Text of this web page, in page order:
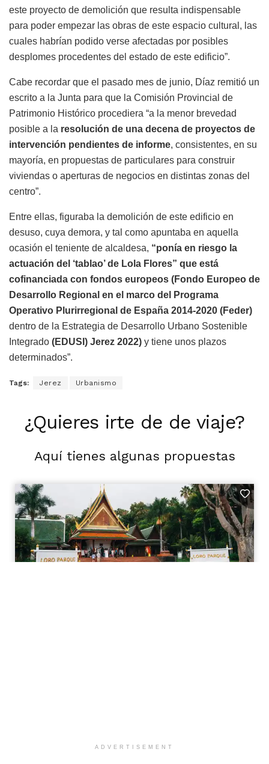
este proyecto de demolición que resulta indispensable
para poder empezar las obras de este espacio cultural, las
cuales habrían podido verse afectadas por posibles
desplomes procedentes del estado de este edificio”.
Cabe recordar que el pasado mes de junio, Díaz remitió un
escrito a la Junta para que la Comisión Provincial de
Patrimonio Histórico procediera “a la menor brevedad
posible a la resolución de una decena de proyectos de
intervención pendientes de informe, consistentes, en su
mayoría, en propuestas de particulares para construir
viviendas o aperturas de negocios en distintas zonas del
centro”.
Entre ellas, figuraba la demolición de este edificio en
desuso, cuya demora, y tal como apuntaba en aquella
ocasión el teniente de alcaldesa, “ponía en riesgo la
actuación del ‘tablao’ de Lola Flores” que está
cofinanciada con fondos europeos (Fondo Europeo de
Desarrollo Regional en el marco del Programa
Operativo Plurirregional de España 2014-2020 (Feder)
dentro de la Estrategia de Desarrollo Urbano Sostenible
Integrado (EDUSI) Jerez 2022) y tiene unos plazos
determinados”.
Tags: Jerez Urbanismo
¿Quieres irte de de viaje?
Aquí tienes algunas propuestas
ADVERTISEMENT